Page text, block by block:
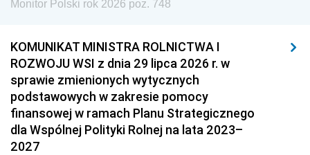
Monitor Polski rok 2026 poz. 748
KOMUNIKAT MINISTRA ROLNICTWA I
ROZWOJU WSI z dnia 29 lipca 2026 r. w
sprawie zmienionych wytycznych
podstawowych w zakresie pomocy
finansowej w ramach Planu Strategicznego
dla Wspólnej Polityki Rolnej na lata 2023–
2027